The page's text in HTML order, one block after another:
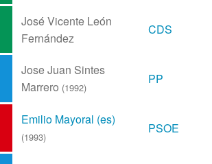
José Vicente León
Fernández
CDS
Jose Juan Sintes
Marrero (1992)
PP
Emilio Mayoral (es)
(1993)
PSOE